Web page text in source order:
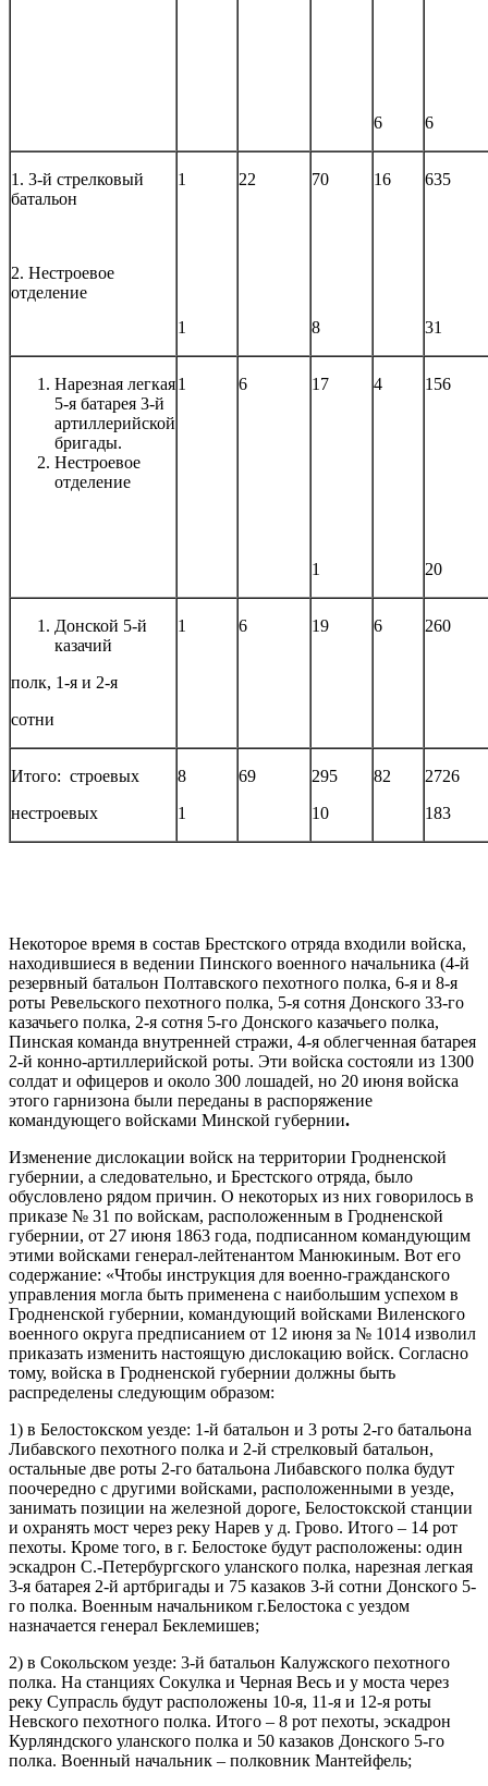
6 6
1. 3-й стрелковый
батальон
2. Нестроевое
отделение
1
1
22 70
8
16 635
31
Нарезная легкая
5-я батарея 3-й
артиллерийской
бригады.
Нестроевое
отделение
1 6 17
1
4 156
20
Донской 5-й
казачий
полк, 1-я и 2-я
сотни
1 6 19 6 260
Итого: строевых
нестроевых
8
1
69
295
10
82
2726
183
Некоторое время в состав Брестского отряда входили войска,
находившиеся в ведении Пинского военного начальника (4-й
резервный батальон Полтавского пехотного полка, 6-я и 8-я
роты Ревельского пехотного полка, 5-я сотня Донского 33-го
казачьего полка, 2-я сотня 5-го Донского казачьего полка,
Пинская команда внутренней стражи, 4-я облегченная батарея
2-й конно-артиллерийской роты. Эти войска состояли из 1300
солдат и офицеров и около 300 лошадей, но 20 июня войска
этого гарнизона были переданы в распоряжение
командующего войсками Минской губернии.
Изменение дислокации войск на территории Гродненской
губернии, а следовательно, и Брестского отряда, было
обусловлено рядом причин. О некоторых из них говорилось в
приказе № 31 по войскам, расположенным в Гродненской
губернии, от 27 июня 1863 года, подписанном командующим
этими войсками генерал-лейтенантом Манюкиным. Вот его
содержание: «Чтобы инструкция для военно-гражданского
управления могла быть применена с наибольшим успехом в
Гродненской губернии, командующий войсками Виленского
военного округа предписанием от 12 июня за № 1014 изволил
приказать изменить настоящую дислокацию войск. Согласно
тому, войска в Гродненской губернии должны быть
распределены следующим образом:
1) в Белостокском уезде: 1-й батальон и 3 роты 2-го батальона
Либавского пехотного полка и 2-й стрелковый батальон,
остальные две роты 2-го батальона Либавского полка будут
поочередно с другими войсками, расположенными в уезде,
занимать позиции на железной дороге, Белостокской станции
и охранять мост через реку Нарев у д. Грово. Итого – 14 рот
пехоты. Кроме того, в г. Белостоке будут расположены: один
эскадрон С.-Петербургского уланского полка, нарезная легкая
3-я батарея 2-й артбригады и 75 казаков 3-й сотни Донского 5-
го полка. Военным начальником г.Белостока с уездом
назначается генерал Беклемишев;
2) в Сокольском уезде: 3-й батальон Калужского пехотного
полка. На станциях Сокулка и Черная Весь и у моста через
реку Супрасль будут расположены 10-я, 11-я и 12-я роты
Невского пехотного полка. Итого – 8 рот пехоты, эскадрон
Курляндского уланского полка и 50 казаков Донского 5-го
полка. Военный начальник – полковник Мантейфель;